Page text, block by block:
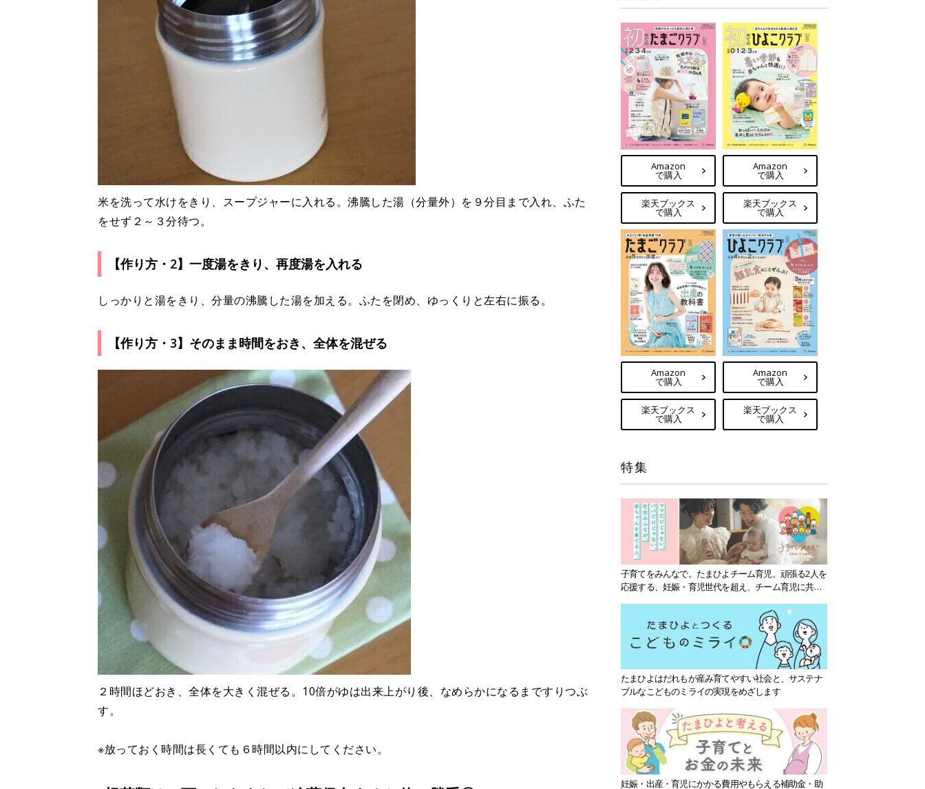
米を洗って水けをきり、スープジャーに入れる。沸騰した湯（分量外）を９分目まで入れ、ふた
をせず２～３分待つ。
【作り方・2】一度湯をきり、再度湯を入れる
しっかりと湯をきり、分量の沸騰した湯を加える。ふたを閉め、ゆっくりと左右に振る。
【作り方・3】そのまま時間をおき、全体を混ぜる
２時間ほどおき、全体を大きく混ぜる。10倍がゆは出来上がり後、なめらかになるまですりつぶ
す。
※放っておく時間は長くても６時間以内にしてください。
Amazon
で購入
楽天ブックス
で購入
Amazon
で購入
楽天ブックス
で購入
Amazon
で購入
楽天ブックス
で購入
Amazon
で購入
楽天ブックス
で購入
特集
子育てをみんなで。たまひよチーム育児。頑張る2人を
応援する、妊娠・育児世代を超え、チーム育児に共感
たまひよはだれもが産み育てやすい社会と、サステナ
ブルなこどものミライの実現をめざします
妊娠・出産・育児にかかる費用やもらえる補助金・助